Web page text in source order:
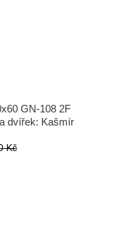
GN-108 2F
dvířek: Kašmír
Kč